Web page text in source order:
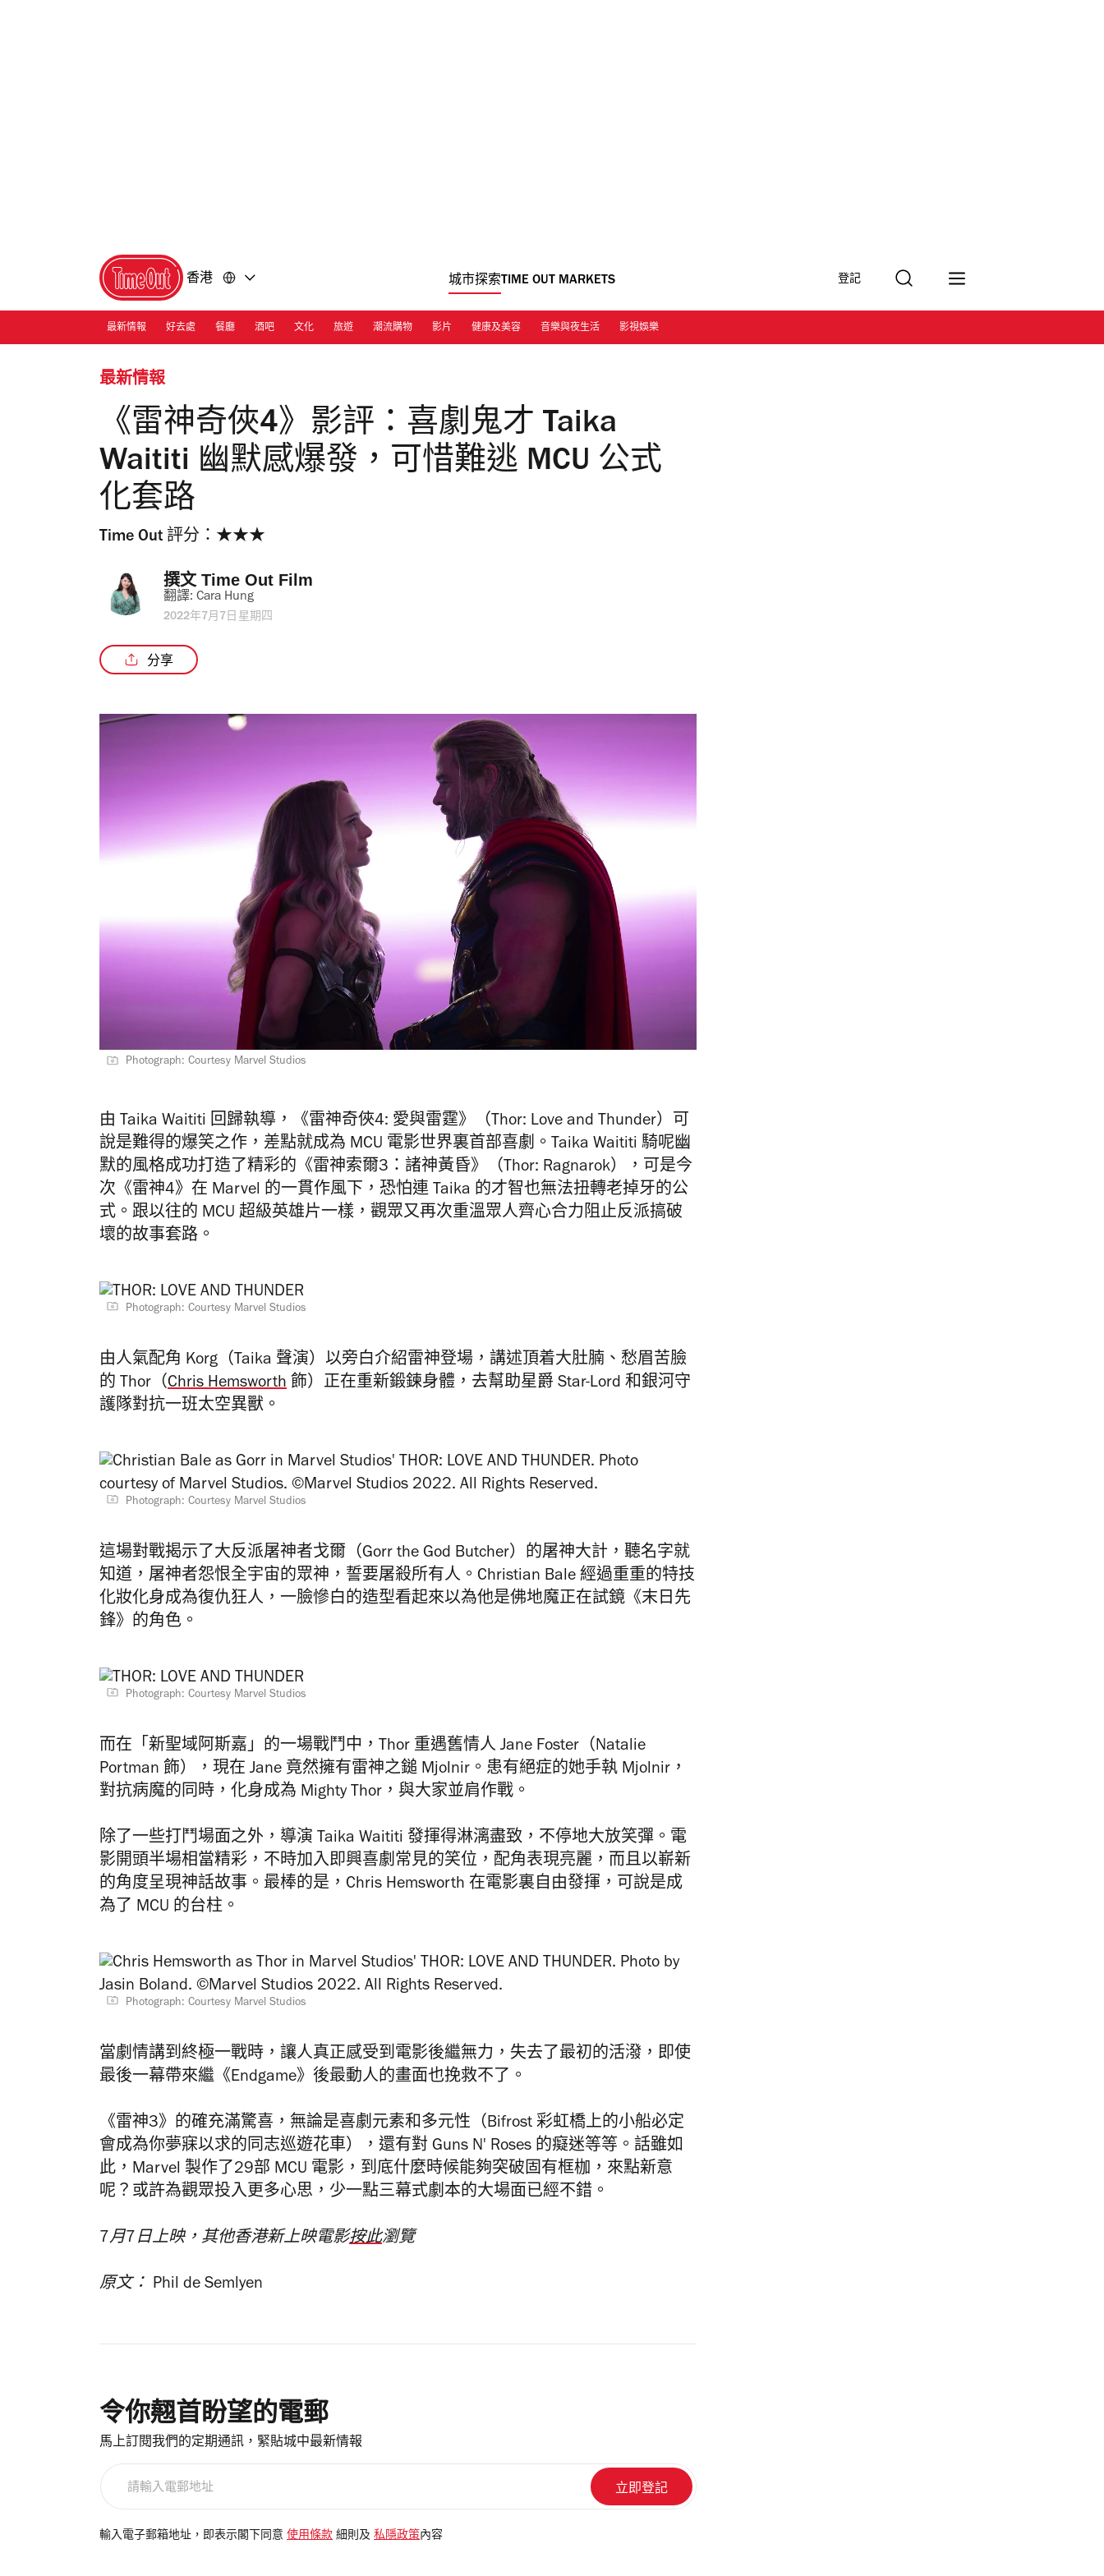
香港 城市探索TIME OUT MARKETS 登記
最新情報 好去處 餐廳 酒吧 文化 旅遊 潮流購物 影片 健康及美容 音樂與夜生活 影視娛樂
最新情報
《雷神奇俠4》影評：喜劇鬼才 Taika
Waititi 幽默感爆發，可惜難逃 MCU 公式
化套路
Time Out 評分：★★★
撰文 Time Out Film
翻譯: Cara Hung
2022年7月7日星期四
分享
Photograph: Courtesy Marvel Studios
由 Taika Waititi 回歸執導，《雷神奇俠4: 愛與雷霆》（Thor: Love and Thunder）可
說是難得的爆笑之作，差點就成為 MCU 電影世界裏首部喜劇。Taika Waititi 騎呢幽
默的風格成功打造了精彩的《雷神索爾3：諸神黃昏》（Thor: Ragnarok），可是今
次《雷神4》在 Marvel 的一貫作風下，恐怕連 Taika 的才智也無法扭轉老掉牙的公
式。跟以往的 MCU 超級英雄片一樣，觀眾又再次重溫眾人齊心合力阻止反派搞破
壞的故事套路。
Photograph: Courtesy Marvel Studios
由人氣配角 Korg（Taika 聲演）以旁白介紹雷神登場，講述頂着大肚腩、愁眉苦臉
的 Thor（Chris Hemsworth 飾）正在重新鍛鍊身體，去幫助星爵 Star-Lord 和銀河守
護隊對抗一班太空異獸。
Photograph: Courtesy Marvel Studios
這場對戰揭示了大反派屠神者戈爾（Gorr the God Butcher）的屠神大計， 聽名字就
知道，屠神者怨恨全宇宙的眾神，誓要屠殺所有人。 Christian Bale 經過重重的特技
化妝化身成為復仇狂人，一臉慘白的造型看起來以為他是佛地魔正在試鏡《末日先
鋒》的角色。
Photograph: Courtesy Marvel Studios
而在「新聖域阿斯嘉」的一場戰鬥中，Thor 重遇舊情人 Jane Foster（Natalie
Portman 飾），現在 Jane 竟然擁有雷神之鎚 Mjolnir。患有絕症的她手執 Mjolnir，
對抗病魔的同時，化身成為 Mighty Thor，與大家並肩作戰。
除了一些打鬥場面之外，導演 Taika Waititi 發揮得淋漓盡致，不停地大放笑彈。電
影開頭半場相當精彩，不時加入即興喜劇常見的笑位，配角表現亮麗，而且以嶄新
的角度呈現神話故事。最棒的是，Chris Hemsworth 在電影裏自由發揮，可說是成
為了 MCU 的台柱。
Photograph: Courtesy Marvel Studios
當劇情講到終極一戰時，讓人真正感受到電影後繼無力，失去了最初的活潑，即使
最後一幕帶來繼《Endgame》後最動人的畫面也挽救不了。
《雷神3》的確充滿驚喜，無論是喜劇元素和多元性（Bifrost 彩虹橋上的小船必定
會成為你夢寐以求的同志巡遊花車），還有對 Guns N' Roses 的癡迷等等。話雖如
此，Marvel 製作了29部 MCU 電影，到底什麼時候能夠突破固有框枷，來點新意
呢？或許為觀眾投入更多心思，少一點三幕式劇本的大場面已經不錯。
7月7日上映，其他香港新上映電影按此瀏覽
原文： Phil de Semlyen
令你翹首盼望的電郵
馬上訂閱我們的定期通訊，緊貼城中最新情報
電
輸入電子郵箱地址，即表示閣下同意 使用條款 細則及 私隱政策內容